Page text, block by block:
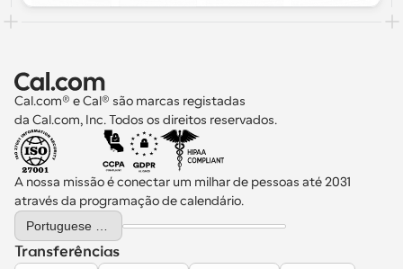
Cal.com® e Cal® são marcas registadas
da Cal.com, Inc. Todos os direitos reservados.
A nossa missão é conectar um milhar de pessoas até 2031
através da programação de calendário.
Select Language
Transferências